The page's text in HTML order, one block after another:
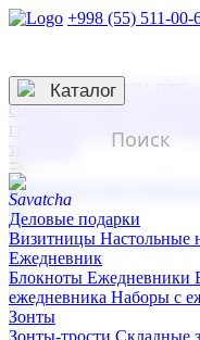
+998 (55) 511-00-
3D гравировка
смолой (Doming)
гравировка твердая
тиснение
☰
Контакты
Каталог
Деловые подарки
Визитницы Настольные
Ежедневник
Блокноты Ежедневники
ежедневника Наборы с
Зонты
Зонты-трости Складные